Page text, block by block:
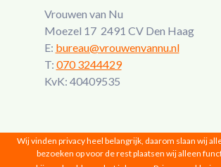
Vrouwen van Nu
Moezel 17 2491 CV Den Haag
E: bureau@vrouwenvannu.nl
T: 070 3244429
KvK: 40409535
Wij vinden privacy heel belangrijk, daarom slaan wij
bezoeken op voor de rest plaatsen wij alleen